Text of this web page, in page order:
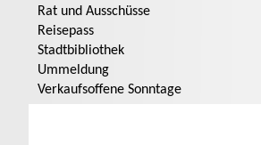
Rat und Ausschüsse
Reisepass
Stadtbibliothek
Ummeldung
Verkaufsoffene Sonntage